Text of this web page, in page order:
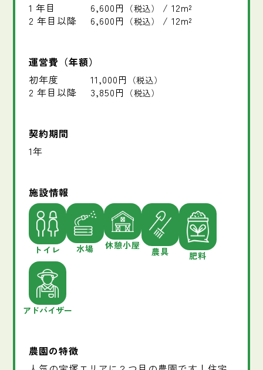
1 年目
6,600円 （税込）
/ 12m²
2 年目以降
6,600円 （税込） / 12m²
運営費（年額）
初年度
11,000円 （税込）
2 年目以降 3,850円 （税込）
契約期間
1年
施設情報
トイレ 水場 休憩小屋
農具 肥料
アドバイザー
農園の特徴